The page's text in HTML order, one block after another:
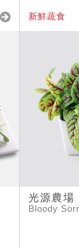
新鮮蔬食
光源農場
Bloody